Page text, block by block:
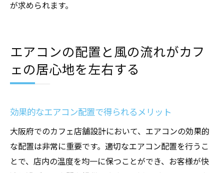
が求められます。
エアコンの配置と風の流れがカフ
ェの居心地を左右する
効果的なエアコン配置で得られるメリット
大阪府でのカフェ店舗設計において、エアコンの効果的
な配置は非常に重要です。適切なエアコン配置を行うこ
とで、店内の温度を均一に保つことができ、お客様が快